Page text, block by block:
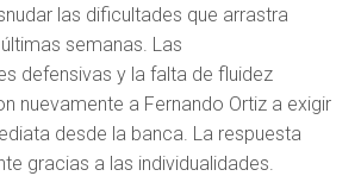
las dificultades que arrastra
semanas. Las
defensivas y la falta de fluidez
nuevamente a Fernando Ortiz a exigir
desde la banca. La respuesta
gracias a las individualidades.